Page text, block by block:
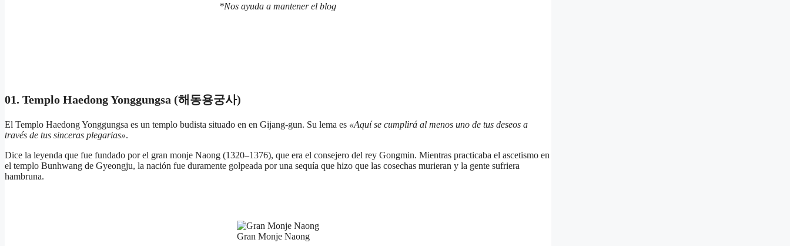
*Nos ayuda a mantener el blog
01. Templo Haedong Yonggungsa (해동용궁사)
El Templo Haedong Yonggungsa es un templo budista situado en en Gijang-gun. Su lema es «Aquí se cumplirá al menos uno de tus deseos a
través de tus sinceras plegarias».
Dice la leyenda que fue fundado por el gran monje Naong (1320–1376), que era el consejero del rey Gongmin. Mientras practicaba el ascetismo en
el templo Bunhwang de Gyeongju, la nación fue duramente golpeada por una sequía que hizo que las cosechas murieran y la gente sufriera
hambruna.
Gran Monje Naong